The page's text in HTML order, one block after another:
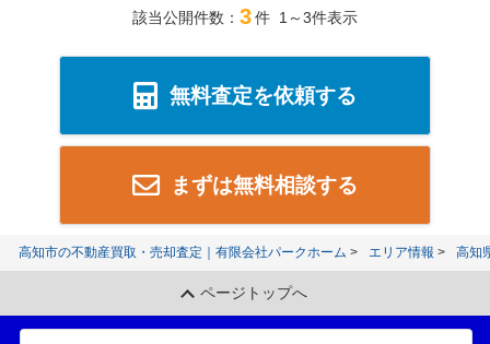
該当公開件数： 3件 1～3件表示
無料査定を依頼する
まずは無料相談する
高知市の不動産買取・売却査定｜有限会社パークホーム エリア情報 高知
ページトップへ